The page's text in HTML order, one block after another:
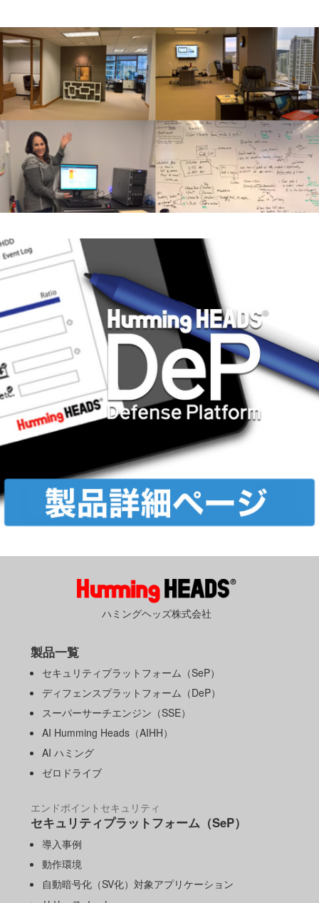
ハミングヘッズ株式会社
製品一覧
セキュリティプラットフォーム（SeP）
ディフェンスプラットフォーム（DeP）
スーパーサーチエンジン（SSE）
AI Humming Heads（AIHH）
AI ハミング
ゼロドライブ
エンドポイントセキュリティ
セキュリティプラットフォーム（SeP）
導入事例
動作環境
自動暗号化（SV化）対象アプリケーション